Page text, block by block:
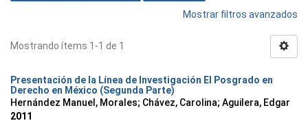
Mostrar filtros avanzados
Mostrando ítems 1-1 de 1
Presentación de la Línea de Investigación El Posgrado en
Derecho en México (Segunda Parte)
Hernández Manuel, Morales; Chávez, Carolina; Aguilera, Edgar
2011